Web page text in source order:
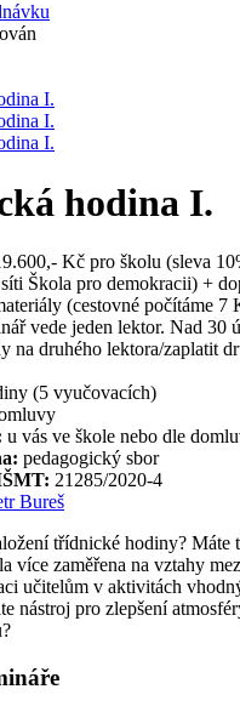
hodina I.
Kč pro školu (sleva
Škola pro demokracii) +
(cestovné počítáme 7
vede jeden lektor. Nad 30
na druhého lektora/zaplatit
(5 vyučovacích)
u vás ve škole nebo dle
pedagogický sbor
21285/2020-4
Bureš
třídnické hodiny? Máte
více zaměřena na vztahy
učitelům v aktivitách
nástroj pro zlepšení